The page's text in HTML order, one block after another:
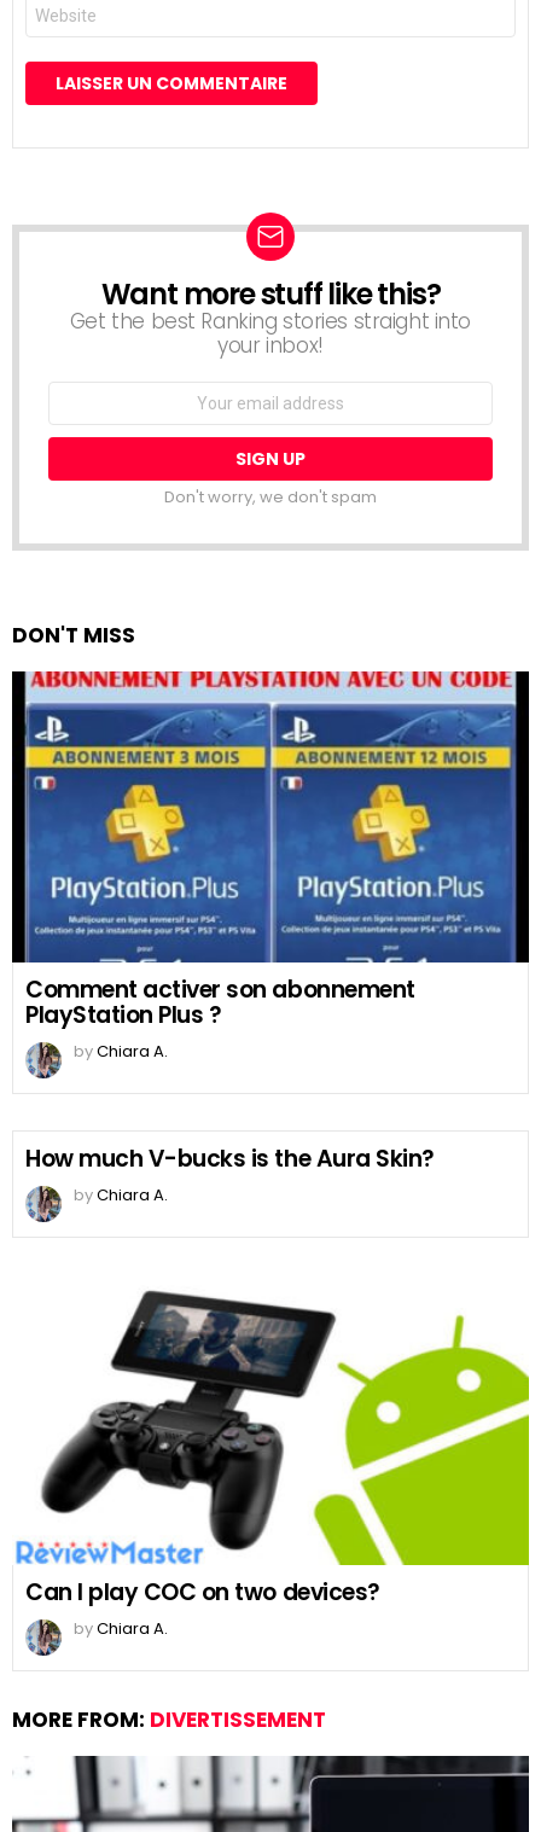
web
NEWSLETTER
Want more stuff like this?
Get the best Ranking stories straight into
your inbox!
Email
Don't worry, we don't spam
DON'T MISS
Comment activer son abonnement
PlayStation Plus ?
byChiara A.
How much V-bucks is the Aura Skin?
byChiara A.
Can I play COC on two devices?
byChiara A.
MORE FROM: DIVERTISSEMENT